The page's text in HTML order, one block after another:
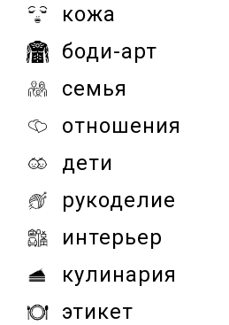
кожа
боди-арт
семья
отношения
дети
рукоделие
интерьер
кулинария
этикет